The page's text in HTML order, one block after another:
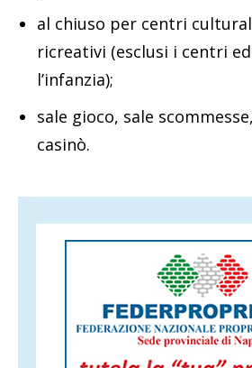
al chiuso per centri
ricreativi (esclusi i centri
l’infanzia);
sale gioco, sale
casinò.